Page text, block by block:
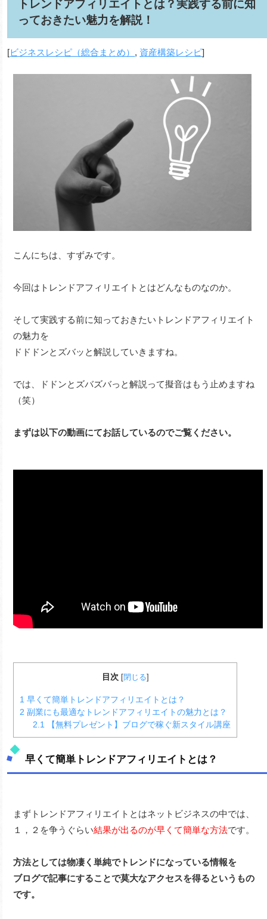
トレンドアフィリエイトとは？実践する前に知
っておきたい魅力を解説！
[ビジネスレシピ（総合まとめ） , 資産構築レシピ]
こんにちは、すずみです。
今回はトレンドアフィリエイトとはどんなものなのか。
そして実践する前に知っておきたいトレンドアフィリエイト
の魅力を
ドドドンとズバッと解説していきますね。
では、ドドンとズバズバっと解説って擬音はもう止めますね
（笑）
まずは以下の動画にてお話しているのでご覧ください。
目次 [閉じる]
1 早くて簡単トレンドアフィリエイトとは？
2 副業にも最適なトレンドアフィリエイトの魅力とは？
2.1
【無料プレゼント】ブログで稼ぐ新スタイル講座
早くて簡単トレンドアフィリエイトとは？
まずトレンドアフィリエイトとはネットビジネスの中では、
１，２を争うぐらい結果が出るのが早くて簡単な方法です。
方法としては物凄く単純でトレンドになっている情報を
ブログで記事にすることで莫大なアクセスを得るというもの
です。